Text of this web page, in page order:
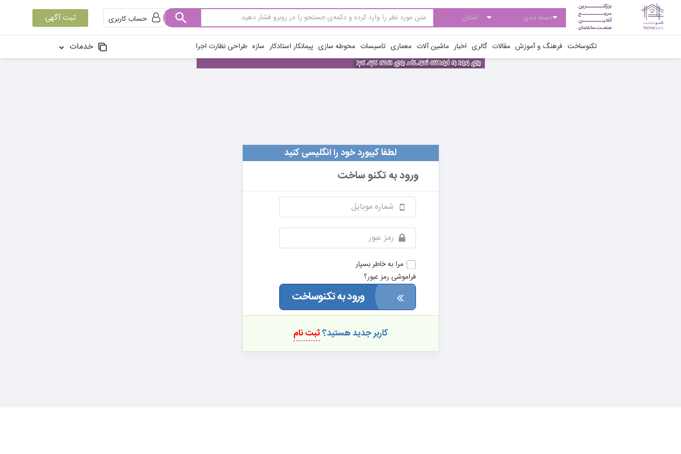
حساب کاربری ثبت آگهی
تکنوساخت فرهنگ و آموزش مقالات گالری اخبار ماشین آلات معماری تاسیسات محوطه سازی پیمانکار استادکار سازه طراحی نظارت اجرا خدمات
لطفا کیبورد خود را انگلیسی کنید
ورود بهتکنو ساخت
مرا به خاطر بسپار
فراموشی رمز عبور؟
ورود به تکنوساخت
کاربر جدید هستید؟ثبت نام